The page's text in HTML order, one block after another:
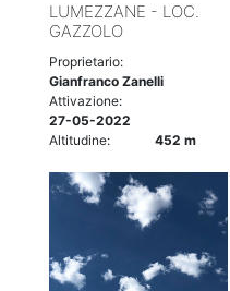
LUMEZZANE - LOC.
GAZZOLO
Proprietario:
Gianfranco Zanelli
Attivazione:
27-05-2022
Altitudine:
452 m